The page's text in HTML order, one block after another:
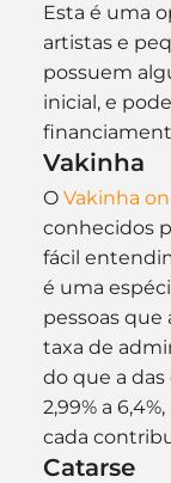
Esta é uma
artistas e
possuem
inicial, e
Vakinha
O Vakinha
conhecidos
fácil
é uma
pessoas
taxa de
do que a
2,99% a
cada
Catarse